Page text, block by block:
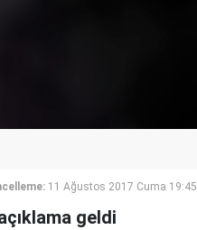
11 Ağustos 2017 Cuma 19:45
geldi